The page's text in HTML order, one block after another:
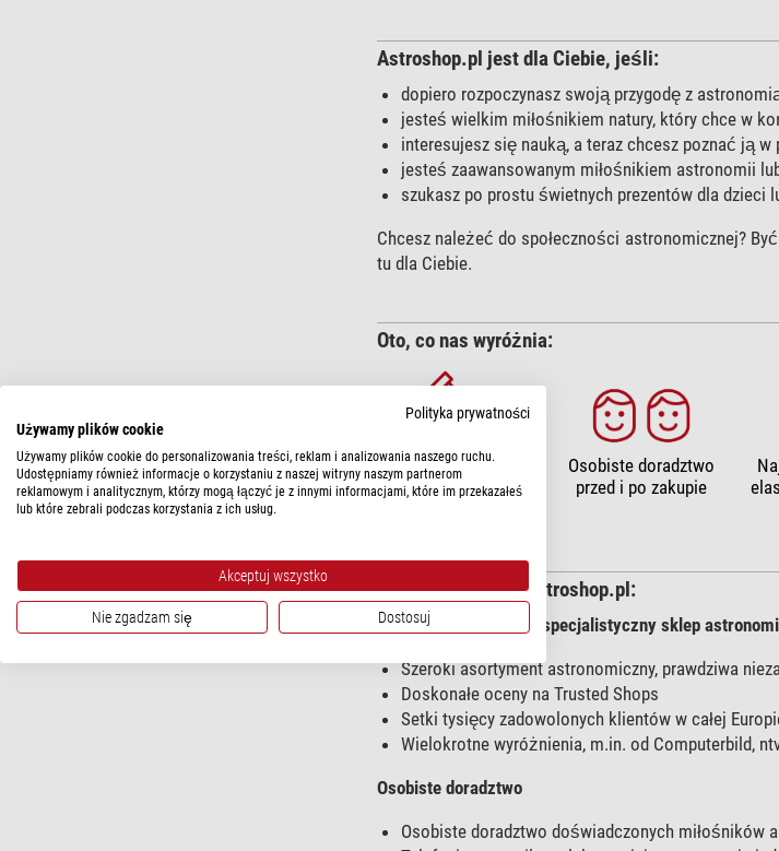
Astroshop.pl jest dla Ciebie, jeśli:
dopiero rozpoczynasz swoją przygodę z
jesteś wielkim miłośnikiem natury, który chce w
interesujesz się nauką, a teraz chcesz poznać ją
jesteś zaawansowanym miłośnikiem astronomii
szukasz po prostu świetnych prezentów dla dzieci
Chcesz należeć do społeczności astronomicznej?
tu dla Ciebie.
Oto, co nas wyróżnia:
Największy wybór
wysokiej jakości
Osobiste doradztwo
przed i po zakupie
Twoje korzyści w Astroshop.pl:
Największy w Europie specjalistyczny sklep
Szeroki asortyment astronomiczny, prawdziwa
Doskonałe oceny na Trusted Shops
Setki tysięcy zadowolonych klientów w całej
Wielokrotne wyróżnienia, m.in. od Computerbild,
Osobiste doradztwo
Osobiste doradztwo doświadczonych miłośników
Polityka prywatności
Używamy plików cookie
Używamy plików cookie do personalizowania treści, reklam i analizowania naszego ruchu.
Udostępniamy również informacje o korzystaniu z naszej witryny naszym partnerom
reklamowym i analitycznym, którzy mogą łączyć je z innymi informacjami, które im przekazałeś
lub które zebrali podczas korzystania z ich usług.
Akceptuj wszystko
Nie zgadzam się Dostosuj